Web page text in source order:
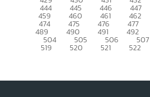
444 445 446 447
459 460 461 462
474 475 476 477
489 490 491 492
504 505 506 507
519 520 521 522